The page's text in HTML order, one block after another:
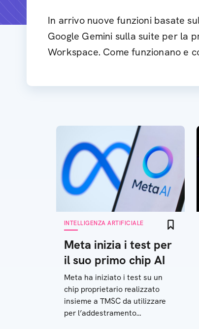
In arrivo nuove funzioni basate
Google Gemini sulla suite per la
Workspace. Come funzionano e
INTELLIGENZA ARTIFICIALE
Meta inizia i test per
il suo primo chip AI
Meta ha iniziato i test su un
chip proprietario realizzato
insieme a TMSC da utilizzare
per l’addestramento